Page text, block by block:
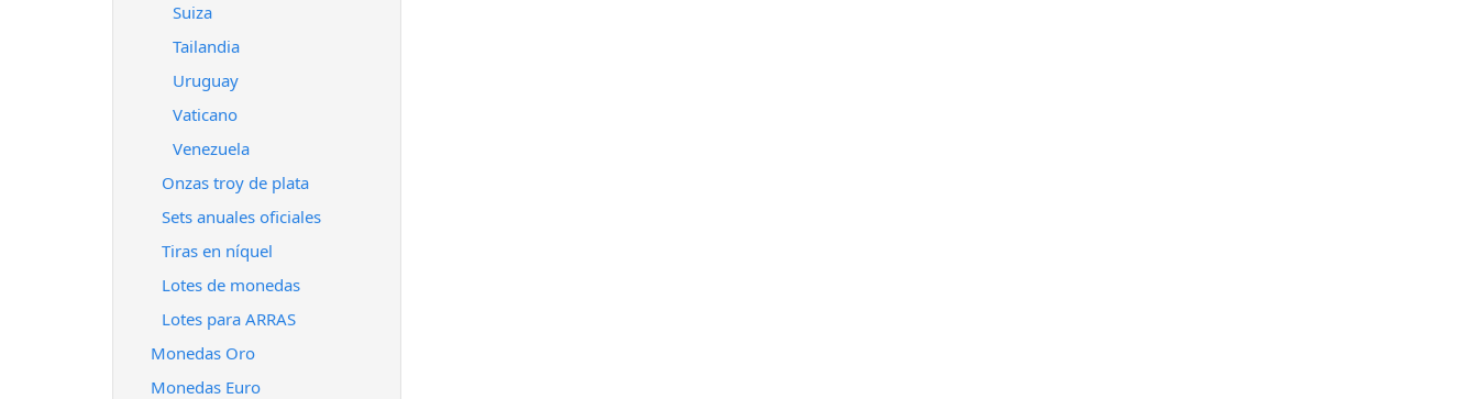
Suiza
Tailandia
Uruguay
Vaticano
Venezuela
Onzas troy de plata
Sets anuales oficiales
Tiras en níquel
Lotes de monedas
Lotes para ARRAS
Monedas Oro
Monedas Euro